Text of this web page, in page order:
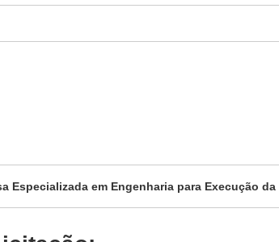
Especializada em Engenharia para Execução